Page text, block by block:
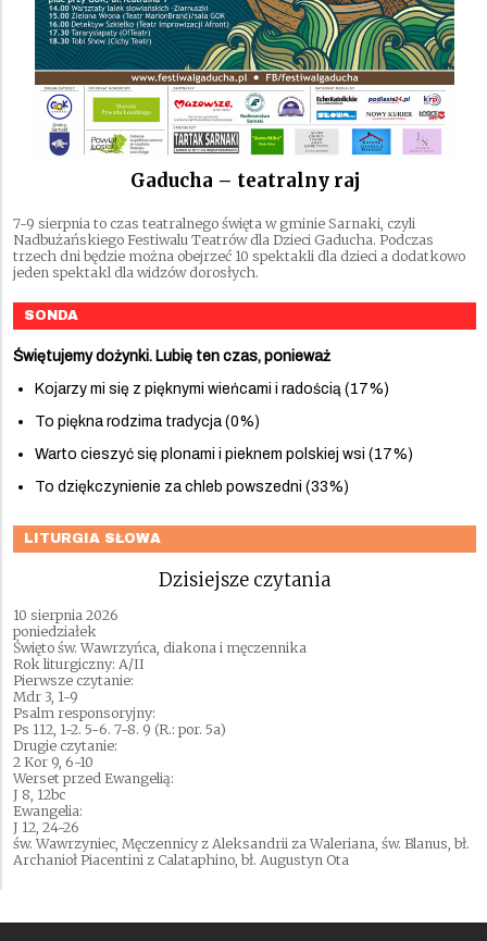
Gaducha – teatralny raj
7-9 sierpnia to czas teatralnego święta w gminie Sarnaki, czyli
Nadbużańskiego Festiwalu Teatrów dla Dzieci Gaducha. Podczas
trzech dni będzie można obejrzeć 10 spektakli dla dzieci a dodatkowo
jeden spektakl dla widzów dorosłych.
SONDA
Świętujemy dożynki. Lubię ten czas, ponieważ
Kojarzy mi się z pięknymi wieńcami i radością (17%)
To piękna rodzima tradycja (0%)
Warto cieszyć się plonami i pieknem polskiej wsi (17%)
To dziękczynienie za chleb powszedni (33%)
LITURGIA SŁOWA
Dzisiejsze czytania
10 sierpnia 2026
poniedziałek
Święto św. Wawrzyńca, diakona i męczennika
Rok liturgiczny: A/II
Pierwsze czytanie:
Mdr 3, 1-9
Psalm responsoryjny:
Ps 112, 1-2. 5-6. 7-8. 9 (R.: por. 5a)
Drugie czytanie:
2 Kor 9, 6-10
Werset przed Ewangelią:
J 8, 12bc
Ewangelia:
J 12, 24-26
św. Wawrzyniec, Męczennicy z Aleksandrii za Waleriana, św. Blanus, bł.
Archanioł Piacentini z Calataphino, bł. Augustyn Ota